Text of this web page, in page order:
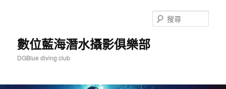
數位藍海潛水攝影俱樂部
DGBlue diving club
尋